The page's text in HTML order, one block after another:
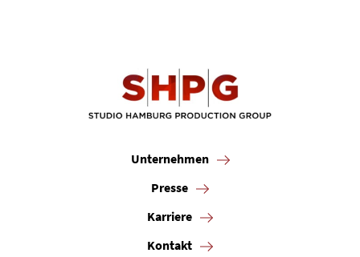
Unternehmen
Presse
Karriere
Kontakt